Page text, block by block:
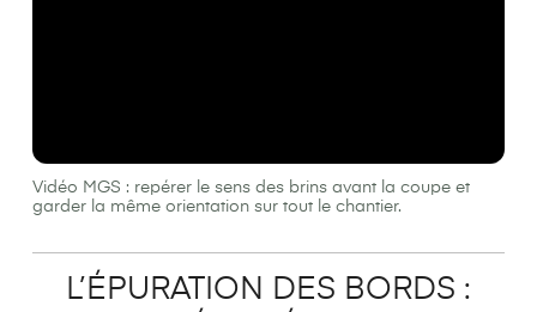
Vidéo MGS : repérer le sens des brins avant la coupe et
garder la même orientation sur tout le chantier.
L’ÉPURATION DES BORDS :